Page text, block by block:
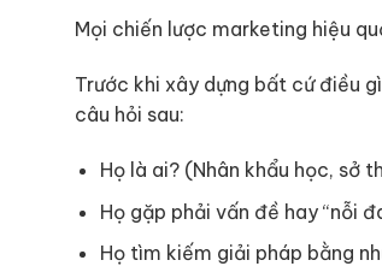
Mọi chiến lược marketing hiệu
Trước khi xây dựng bất cứ điều
câu hỏi sau:
Họ là ai? (Nhân khẩu học, sở
Họ gặp phải vấn đề hay “nỗi
Họ tìm kiếm giải pháp bằng